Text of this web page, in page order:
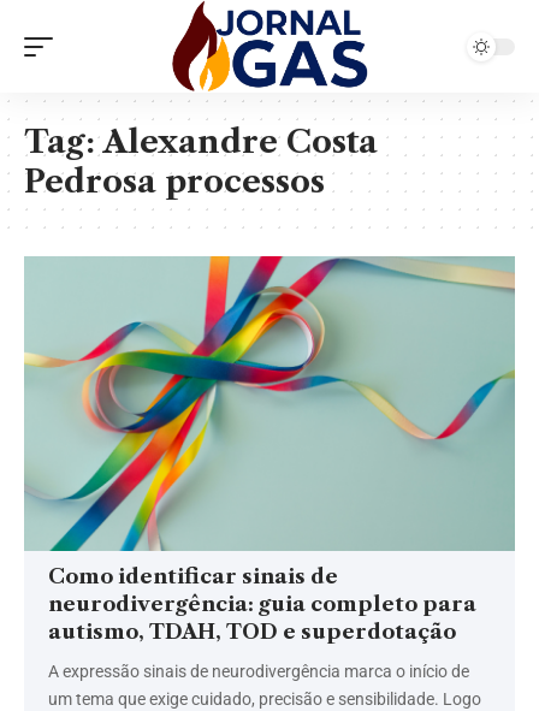
Tag:Alexandre Costa
Pedrosa processos
Como identificar sinais de
neurodivergência: guia completo para
autismo, TDAH, TOD e superdotação
A expressão sinais de neurodivergência marca o início de
um tema que exige cuidado, precisão e sensibilidade. Logo